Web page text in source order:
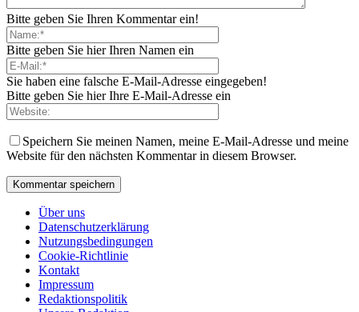
Bitte geben Sie Ihren Kommentar ein!
Bitte geben Sie hier Ihren Namen ein
Sie haben eine falsche E-Mail-Adresse eingegeben!
Bitte geben Sie hier Ihre E-Mail-Adresse ein
Speichern Sie meinen Namen, meine E-Mail-Adresse und meine
Website für den nächsten Kommentar in diesem Browser.
Über uns
Datenschutzerklärung
Nutzungsbedingungen
Cookie-Richtlinie
Kontakt
Impressum
Redaktionspolitik